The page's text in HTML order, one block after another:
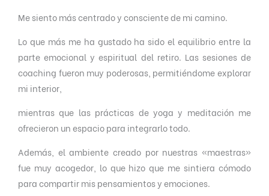
Me siento más centrado y consciente de mi camino.
Lo que más me ha gustado ha sido el equilibrio entre la
parte emocional y espiritual del retiro. Las sesiones de
coaching fueron muy poderosas, permitiéndome explorar
mi interior,
mientras que las prácticas de yoga y meditación me
ofrecieron un espacio para integrarlo todo.
Además, el ambiente creado por nuestras «maestras»
fue muy acogedor, lo que hizo que me sintiera cómodo
para compartir mis pensamientos y emociones.